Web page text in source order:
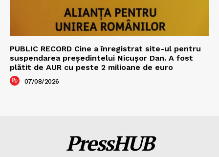
PUBLIC RECORD Cine a înregistrat site-ul pentru
suspendarea președintelui Nicușor Dan. A fost
plătit de AUR cu peste 2 milioane de euro
07/08/2026
PressHUB